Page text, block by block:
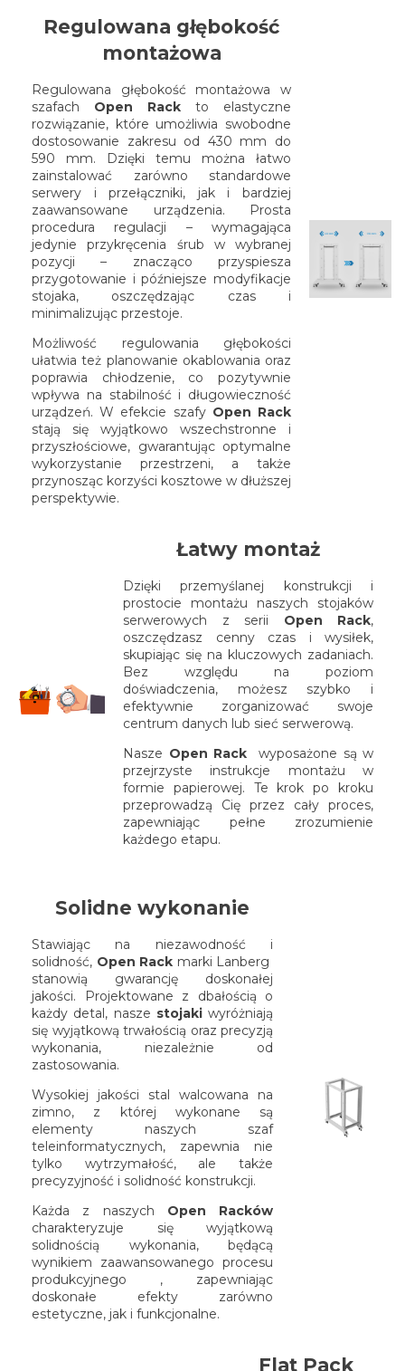
Regulowana głębokość
montażowa
Regulowana głębokość montażowa w
szafach Open Rack to elastyczne
rozwiązanie, które umożliwia swobodne
dostosowanie zakresu od 430 mm do
590 mm. Dzięki temu można łatwo
zainstalować zarówno standardowe
serwery i przełączniki, jak i bardziej
zaawansowane urządzenia. Prosta
procedura regulacji – wymagająca
jedynie przykręcenia śrub w wybranej
pozycji – znacząco przyspiesza
przygotowanie i późniejsze modyfikacje
stojaka, oszczędzając czas i
minimalizując przestoje.
Możliwość regulowania głębokości
ułatwia też planowanie okablowania oraz
poprawia chłodzenie, co pozytywnie
wpływa na stabilność i długowieczność
urządzeń. W efekcie szafy Open Rack
stają się wyjątkowo wszechstronne i
przyszłościowe, gwarantując optymalne
wykorzystanie przestrzeni, a także
przynosząc korzyści kosztowe w dłuższej
perspektywie.
Łatwy montaż
Dzięki przemyślanej konstrukcji i
prostocie montażu naszych stojaków
serwerowych z serii Open Rack,
oszczędzasz cenny czas i wysiłek,
skupiając się na kluczowych zadaniach.
Bez względu na poziom
doświadczenia, możesz szybko i
efektywnie zorganizować swoje
centrum danych lub sieć serwerową.
Nasze Open Rack wyposażone są w
przejrzyste instrukcje montażu w
formie papierowej. Te krok po kroku
przeprowadzą Cię przez cały proces,
zapewniając pełne zrozumienie
każdego etapu.
Solidne wykonanie
Stawiając na niezawodność i
solidność, Open Rack marki Lanberg
stanowią gwarancję doskonałej
jakości. Projektowane z dbałością o
każdy detal, nasze stojakiwyróżniają
się wyjątkową trwałością oraz precyzją
wykonania, niezależnie od
zastosowania.
Wysokiej jakości stal walcowana na
zimno, z której wykonane są
elementy naszych szaf
teleinformatycznych, zapewnia nie
tylko wytrzymałość, ale także
precyzyjność i solidność konstrukcji.
Każda z naszych Open Racków
charakteryzuje się wyjątkową
solidnością wykonania, będącą
wynikiem zaawansowanego procesu
produkcyjnego , zapewniając
doskonałe efekty zarówno
estetyczne, jak i funkcjonalne.
Flat Pack